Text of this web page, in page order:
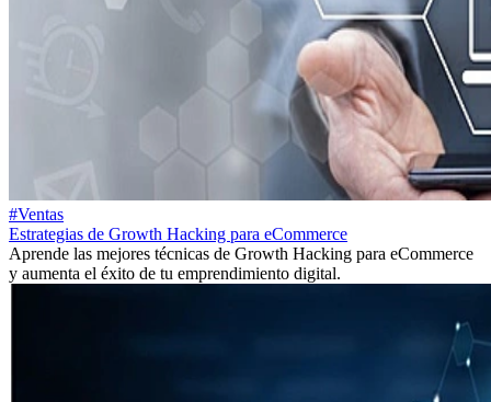
#Ventas
Estrategias de Growth Hacking para eCommerce
Aprende las mejores técnicas de Growth Hacking para eCommerce
y aumenta el éxito de tu emprendimiento digital.